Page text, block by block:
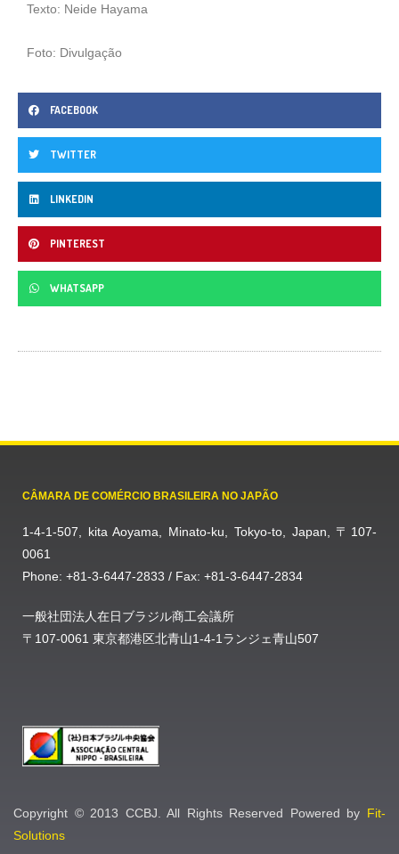
Texto: Neide Hayama
Foto: Divulgação
FACEBOOK
TWITTER
LINKEDIN
PINTEREST
WHATSAPP
CÂMARA DE COMÉRCIO BRASILEIRA NO JAPÃO
1-4-1-507, kita Aoyama, Minato-ku, Tokyo-to, Japan, 〒107-
0061
Phone: +81-3-6447-2833 / Fax: +81-3-6447-2834
一般社団法人在日ブラジル商工会議所
〒107-0061 東京都港区北青山1-4-1ランジェ青山507
Copyright © 2013 CCBJ. All Rights Reserved Powered by Fit-
Solutions